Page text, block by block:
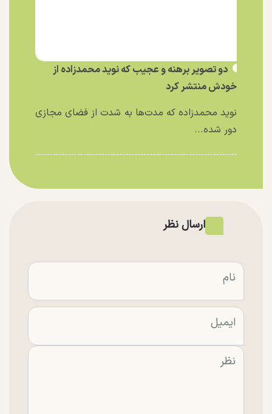
دو تصویر برهنه و عجیب که نوید محمدزاده از
خودش منتشر کرد
نوید محمدزاده که مدت‌ها به شدت از فضای مجازی
دور شده...
ارسال نظر